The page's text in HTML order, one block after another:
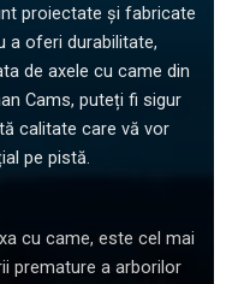
proiectate și fabricate
a oferi durabilitate,
de axele cu came din
Cams, puteți fi sigur
calitate care vă vor
pe pistă.
cu came, este cel mai
premature a arborilor